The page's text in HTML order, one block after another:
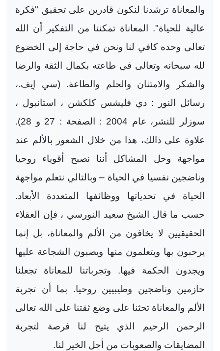
والمعاناة ترشدنا لنكون قادرين على تحقيق "فكرة
عالية للحياة". المعاناة تمكننا من التفكير أن الله
تعالى وحده كافي لنا ونحن في حاجة إلى الخضوع
لله سبحانه وتعالى في طاعته بكمال الثقة والرضا
والشكر والامتنان والحلم والطاعة. (سي إيف.،
رسائل النور : دي فليشس كلكشن ، استانبول ،
سوزلر للنشر، عام 2004 : الصفحة : 27 و 28).
علاوة على ذالك، هذا من خلال الشعور بالألم عند
مواجهة وحل المشاكل أننا نصبح أقوياء روحيا
وناضجين نفسيا في الحياة – وبالتالي نتعلم مواجهة
الحياة في تحدياتها ووظائفها المتعددة الأبعاد.
حسب ما قال الشيخ سعيد النورسي ، فإن العقلاء
الحقيقيين لا يخافون من الألم والمعاناة، بل إنما
يرحبون بها ويتعلمون منها ويصبون الشجاعة عليها
ويجدون الحكمة فيها. وتجرباتنا للمعاناة تجعلنا
حازمين وناضجين وطيبيين روحيا. بما أن تجربة
الألم والمعاناة تحثنا على وضع ثقتنا على الله تعالى
الرحمن الرحيم الذي يتيح لنا فرصة لتجربة
المضايقات والصعوبات من أجل الخير لنا.